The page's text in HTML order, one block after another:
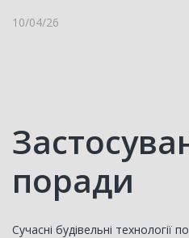
10/04/26
поради
Сучасні будівельні